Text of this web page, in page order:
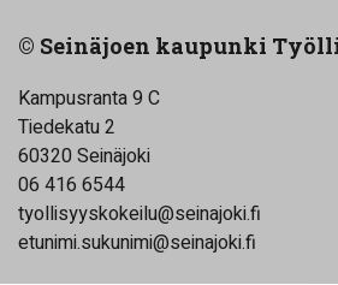
© Seinäjoen kaupunki
Kampusranta 9 C
Tiedekatu 2
60320 Seinäjoki
06 416 6544
tyollisyyskokeilu@seinajoki.fi
etunimi.sukunimi@seinajoki.fi